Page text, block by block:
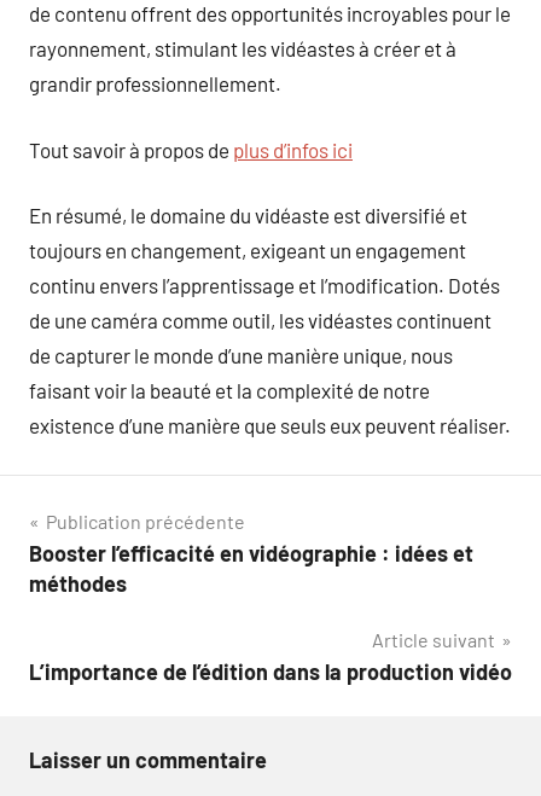
de contenu offrent des opportunités incroyables pour le
rayonnement, stimulant les vidéastes à créer et à
grandir professionnellement.
Tout savoir à propos de plus d’infos ici
En résumé, le domaine du vidéaste est diversifié et
toujours en changement, exigeant un engagement
continu envers l’apprentissage et l’modification. Dotés
de une caméra comme outil, les vidéastes continuent
de capturer le monde d’une manière unique, nous
faisant voir la beauté et la complexité de notre
existence d’une manière que seuls eux peuvent réaliser.
Navigation
de
Publication précédente
Booster l’efficacité en vidéographie : idées et
méthodes
Article suivant
L’importance de l’édition dans la production vidéo
Laisser un commentaire